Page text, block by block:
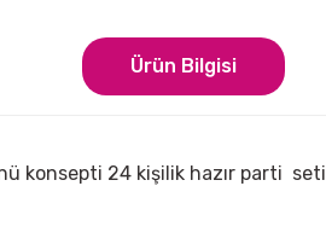
Ürün Bilgisi
konsepti 24 kişilik hazır parti seti